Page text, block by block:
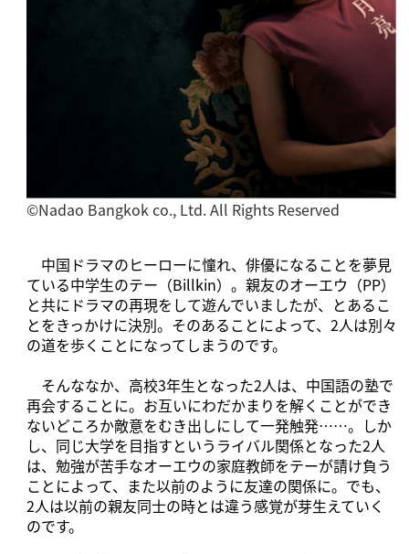
©️Nadao Bangkok co., Ltd. All Rights Reserved
中国ドラマのヒーローに憧れ、俳優になることを夢見
ている中学生のテー（Billkin）。親友のオーエウ（PP）
と共にドラマの再現をして遊んでいましたが、とあるこ
とをきっかけに決別。そのあることによって、2人は別々
の道を歩くことになってしまうのです。
そんななか、高校3年生となった2人は、中国語の塾で
再会することに。お互いにわだかまりを解くことができ
ないどころか敵意をむき出しにして一発触発……。しか
し、同じ大学を目指すというライバル関係となった2人
は、勉強が苦手なオーエウの家庭教師をテーが請け負う
ことによって、また以前のように友達の関係に。でも、
2人は以前の親友同士の時とは違う感覚が芽生えていく
のです。